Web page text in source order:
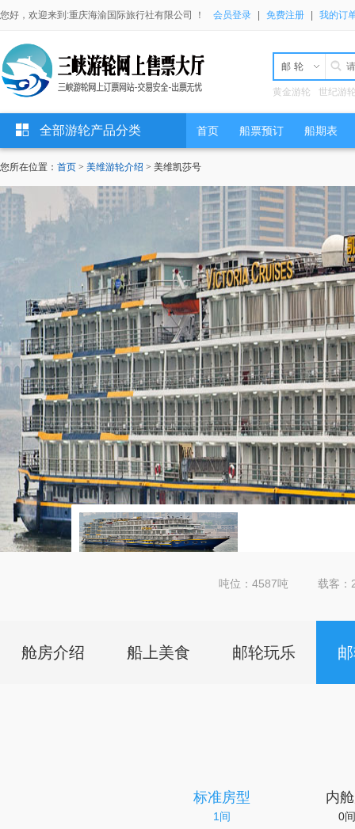
您好，欢迎来到:重庆海渝国际旅行社有限公司 ！ 会员登录 免费注册 我的订
邮轮
黄金游轮 世纪游
全部游轮产品分类 首页 船票预订 船期表
您所在位置： 首页 > 美维游轮介绍 > 美维凯莎号
吨位：4587吨 载客：
舱房介绍 船上美食 邮轮玩乐
标准房型
1间
内
0间